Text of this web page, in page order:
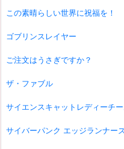
この素晴らしい世界に祝福を！
ゴブリンスレイヤー
ご注文はうさぎですか？
ザ・ファブル
サイエンスキャットレディーチ
サイバーパンク エッジランナー